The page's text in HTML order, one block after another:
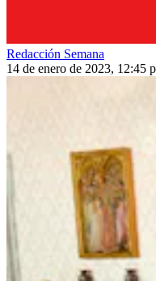
Redacción Semana
14 de enero de 2023, 12:45